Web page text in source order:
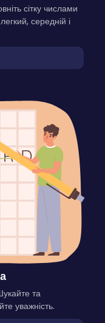
сітку числами
середній і
та
уважність.